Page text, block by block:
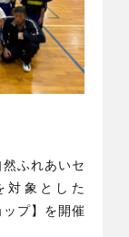
ふれあいセ
対象とした
プ】を開催